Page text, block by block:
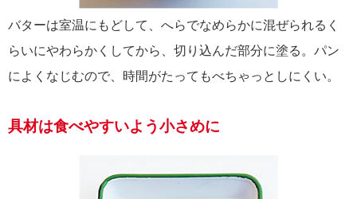
バターは室温にもどして、へらでなめらかに混ぜられるく
らいにやわらかくしてから、切り込んだ部分に塗る。パン
によくなじむので、時間がたってもべちゃっとしにくい。
具材は食べやすいよう小さめに